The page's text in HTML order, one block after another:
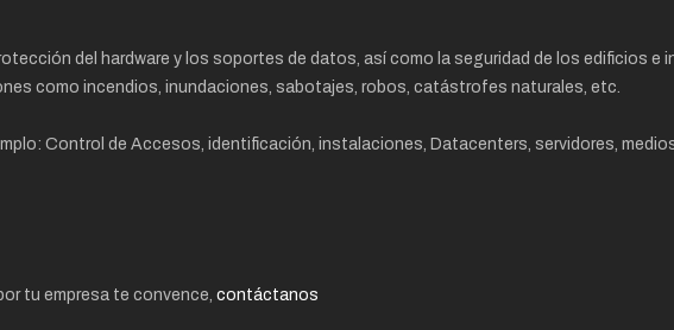
del hardware y los soportes de datos, así como la seguridad de los edificios e
como incendios, inundaciones, sabotajes, robos, catástrofes naturales, etc.
Control de Accesos, identificación, instalaciones, Datacenters, servidores,
tu empresa te convence, contáctanos